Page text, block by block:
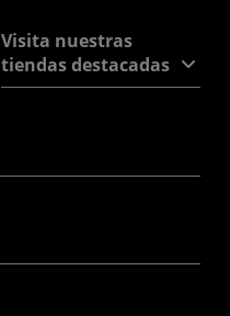
Visita nuestras
tiendas destacadas